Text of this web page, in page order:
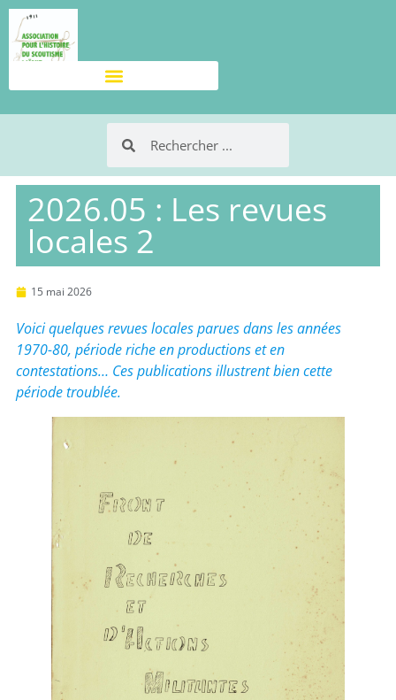
2026.05 : Les revues
locales 2
15 mai 2026
Voici quelques revues locales parues dans les années
1970-80, période riche en productions et en
contestations… Ces publications illustrent bien cette
période troublée.